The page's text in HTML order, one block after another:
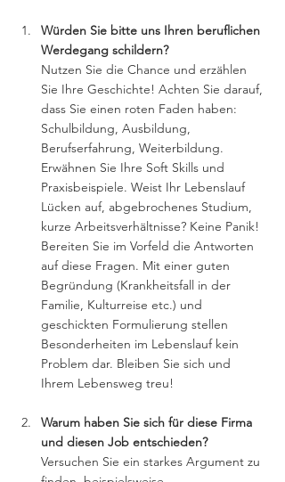
Würden Sie bitte uns Ihren beruflichen
Werdegang schildern?
Nutzen Sie die Chance und erzählen
Sie Ihre Geschichte! Achten Sie darauf,
dass Sie einen roten Faden haben:
Schulbildung, Ausbildung,
Berufserfahrung, Weiterbildung.
Erwähnen Sie Ihre Soft Skills und
Praxisbeispiele. Weist Ihr Lebenslauf
Lücken auf, abgebrochenes Studium,
kurze Arbeitsverhältnisse? Keine Panik!
Bereiten Sie im Vorfeld die Antworten
auf diese Fragen. Mit einer guten
Begründung (Krankheitsfall in der
Familie, Kulturreise etc.) und
geschickten Formulierung stellen
Besonderheiten im Lebenslauf kein
Problem dar. Bleiben Sie sich und
Ihrem Lebensweg treu!
Warum haben Sie sich für diese Firma
und diesen Job entschieden?
Versuchen Sie ein starkes Argument zu